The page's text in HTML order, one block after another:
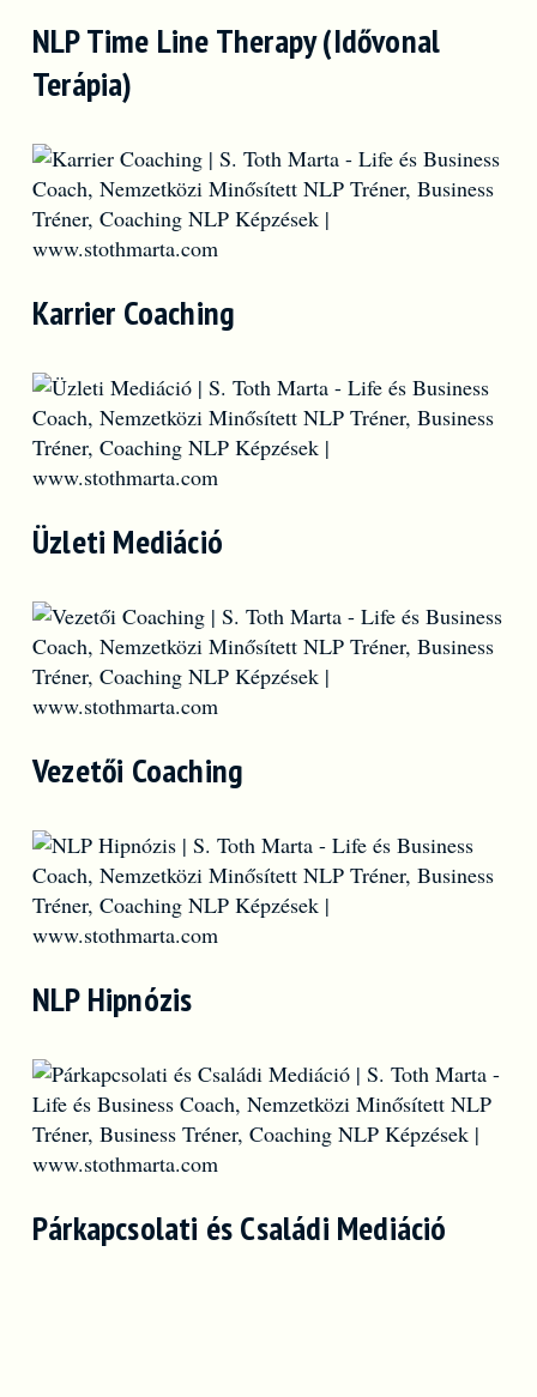
NLP Time Line Therapy (Idővonal
Terápia)
Karrier Coaching
Üzleti Mediáció
Vezetői Coaching
NLP Hipnózis
Párkapcsolati és Családi Mediáció